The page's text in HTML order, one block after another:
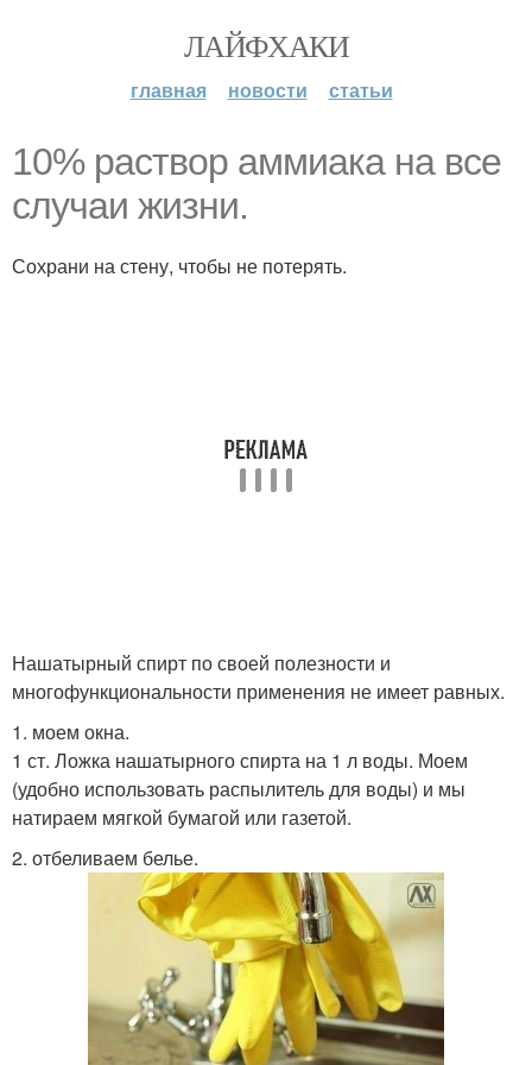
ЛАЙФХАКИ
главная новости статьи
10% раствор аммиака на все
случаи жизни.
Сохрани на стену, чтобы не потерять.
Нашатырный спирт по своей полезности и
многофункциональности применения не имеет равных.
1. моем окна.
1 ст. Ложка нашатырного спирта на 1 л воды. Моем
(удобно использовать распылитель для воды) и мы
натираем мягкой бумагой или газетой.
2. отбеливаем белье.